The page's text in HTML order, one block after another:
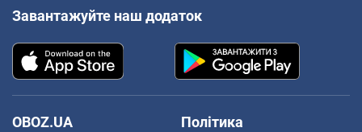
Завантажуйте наш додаток
OBOZ.UA
Політика